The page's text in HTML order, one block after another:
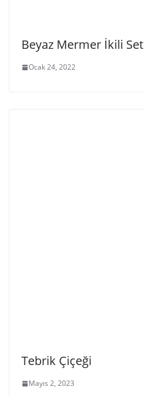
Beyaz Mermer İkili Set
Ocak 24, 2022
Tebrik Çiçeği
Mayıs 2, 2023